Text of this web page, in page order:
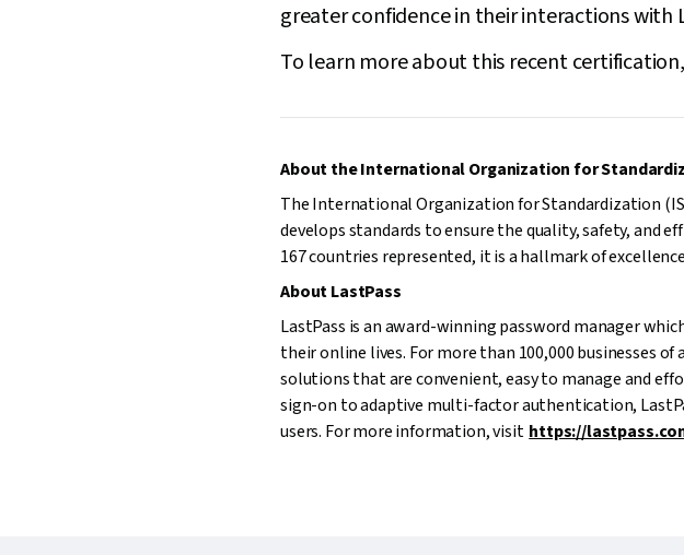
greater confidence in their interactions with
To learn more about this recent
About the International Organization for
The International Organization for Standardization
develops standards to ensure the quality, safety, and
167 countries represented, it is a hallmark of
About LastPass
LastPass is an award-winning password manager
their online lives. For more than 100,000 businesses
solutions that are convenient, easy to manage and
sign-on to adaptive multi-factor authentication,
users. For more information, visit https://